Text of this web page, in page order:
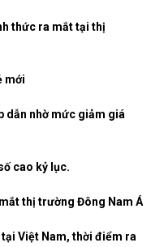
thức ra mắt tại thị
mới
dẫn nhờ mức giảm giá
cao kỷ lục.
thị trường Đông Nam Á
Việt Nam, thời điểm ra